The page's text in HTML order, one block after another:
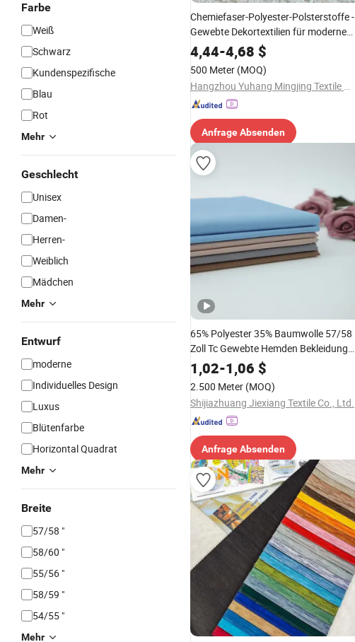
Farbe
Weiß
Schwarz
Kundenspezifische
Blau
Rot
Mehr
Geschlecht
Unisex
Damen-
Herren-
Weiblich
Mädchen
Mehr
Entwurf
moderne
Individuelles Design
Luxus
Blütenfarbe
Horizontal Quadrat
Mehr
Breite
57/58 "
58/60 "
55/56 "
58/59 "
54/55 "
Mehr
Chemiefaser-Polyester-Polsterstoffe -
Gewebte Dekortextilien für moderne
Möbel
4,44-4,68 $
500 Meter (MOQ)
Hangzhou Yuhang Mingjing Textile Co., Ltd
Anfrage Absenden
65% Polyester 35% Baumwolle 57/58
Zoll Tc Gewebte Hemden Bekleidung
Heimtextilien
1,02-1,06 $
2.500 Meter (MOQ)
Shijiazhuang Jiexiang Textile Co., Ltd.
Anfrage Absenden